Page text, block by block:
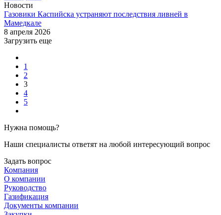
Новости
Газовики Каспийска устраняют последствия ливней в
Мамедкале
8 апреля 2026
Загрузить еще
1
2
3
4
5
Нужна помощь?
Наши специалисты ответят на любой интересующий вопрос
Задать вопрос
Компания
О компании
Руководство
Газификация
Документы компании